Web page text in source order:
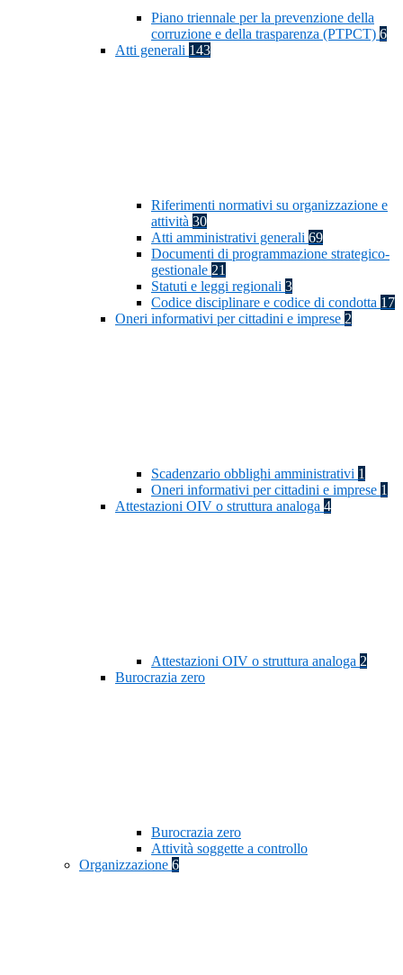
Piano triennale per la prevenzione della
corruzione e della trasparenza (PTPCT) 6
Atti generali 143
Riferimenti normativi su organizzazione e
attività 30
Atti amministrativi generali 69
Documenti di programmazione strategico-
gestionale 21
Statuti e leggi regionali 3
Codice disciplinare e codice di condotta 17
Oneri informativi per cittadini e imprese 2
Scadenzario obblighi amministrativi 1
Oneri informativi per cittadini e imprese 1
Attestazioni OIV o struttura analoga 4
Attestazioni OIV o struttura analoga 2
Burocrazia zero
Burocrazia zero
Attività soggette a controllo
Organizzazione 6